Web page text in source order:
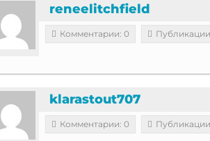
reneelitchfield
Комментарии: 0
klarastout707
Комментарии: 0